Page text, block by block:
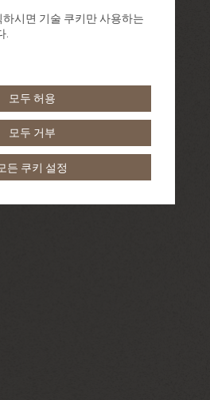
시면 기술 쿠키만 사용하는
.
모두 허용
모두 거부
든 쿠키 설정